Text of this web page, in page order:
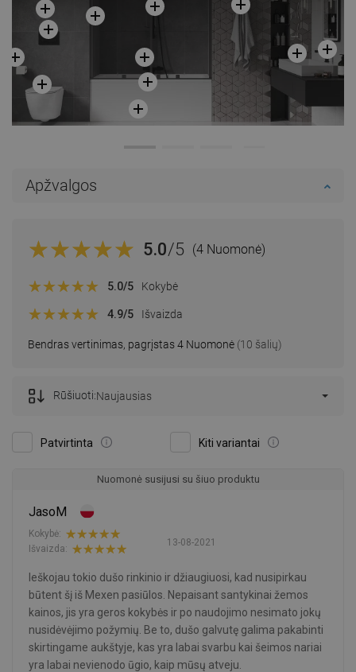
Apžvalgos
5.0/5 (4 Nuomonė)
Bendras vertinimas, pagrįstas 4 Nuomonė (10 šalių)
5.0/5 Kokybė
4.9/5 Išvaizda
Patvirtinta Kiti variantai
Rūšiuoti:Naujausias
Nuomonė susijusi su šiuo produktu
JasoM
13-08-2021
Kokybė:
Išvaizda:
Ieškojau tokio dušo rinkinio ir džiaugiuosi, kad nusipirkau
būtent šį iš Mexen pasiūlos. Nepaisant santykinai žemos
kainos, jis yra geros kokybės ir po naudojimo nesimato jokų
nusidėvėjimo požymių. Be to, dušo galvutę galima pakabinti
skirtingame aukštyje, kas yra labai svarbu kai šeimos nariai
yra labai nevienodo ūgio, kaip mūsų atveju.